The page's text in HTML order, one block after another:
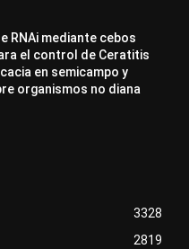
RNAi mediante cebos
el control de Ceratitis
en semicampo y
organismos no diana
3328
2819